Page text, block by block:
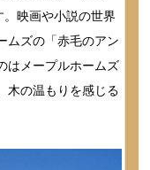
映画や小説の世界
ムズの「赤毛のアン
はメープルホームズ
木の温もりを感じる